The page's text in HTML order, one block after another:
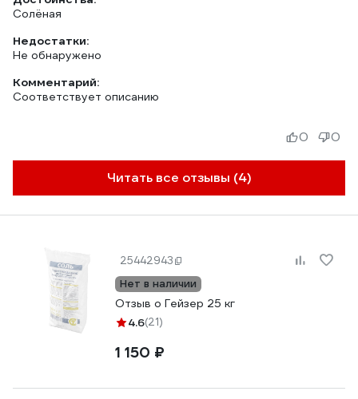
Солёная
Недостатки:
Не обнаружено
Комментарий:
Соответствует описанию
Читать все отзывы (4)
0 0
25442943
Нет в наличии
Отзыв о Гейзер 25 кг
4.6(21)
1 150 ₽